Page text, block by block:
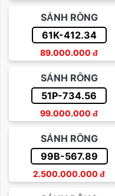
SẢNH RỒNG
61K-412.34
89.000.000 đ
SẢNH RỒNG
51P-734.56
99.000.000 đ
SẢNH RỒNG
99B-567.89
2.500.000.000 đ